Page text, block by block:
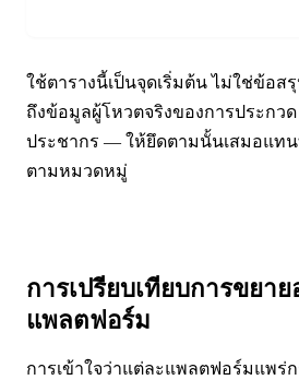
ใช้ตารางนี้เป็นจุดเริ่มต้น ไม่ใช่ข้อ
ถึงข้อมูลผู้โหวตจริงของการประกว
ประชากร — ให้ยึดตามนั้นเสมอแทน
ตามหมวดหมู่
การเปรียบเทียบการขยา
แพลตฟอร์ม
การเข้าใจว่าแต่ละแพลตฟอร์มแพร่